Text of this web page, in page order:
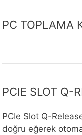
PC TOPLAMA
PCIE SLOT Q-
PCIe Slot Q-
doğru eğerek